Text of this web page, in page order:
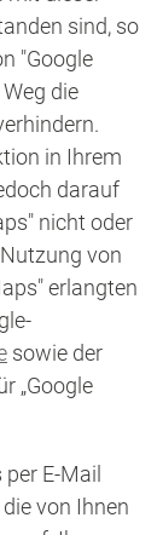
sind, so
"Google
die
in Ihrem
darauf
nicht oder
von
erlangten
sowie der
„Google
E-Mail
von Ihnen